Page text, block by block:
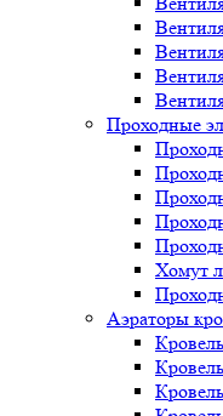
Проходные
Хомут
Аэраторы